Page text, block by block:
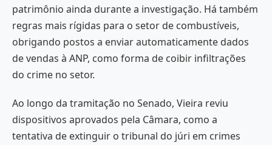
patrimônio ainda durante a investigação. Há também
regras mais rígidas para o setor de combustíveis,
obrigando postos a enviar automaticamente dados
de vendas à ANP, como forma de coibir infiltrações
do crime no setor.
Ao longo da tramitação no Senado, Vieira reviu
dispositivos aprovados pela Câmara, como a
tentativa de extinguir o tribunal do júri em crimes